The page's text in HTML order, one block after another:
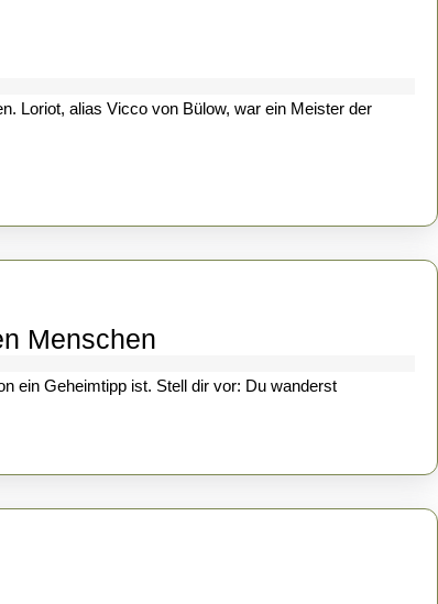
Menschen
in
ein Geheimtipp ist. Stell dir vor: Du wanderst